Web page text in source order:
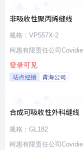
非吸收性聚丙烯缝线
规格：VP557X-2
柯惠有限责任公司
登录可见
站点经销 青海公司
合成可吸收性外科缝线
规格：GL182
柯惠有限责任公司